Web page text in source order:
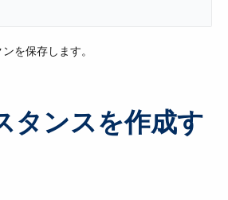
を保存します。
タンスを作成す